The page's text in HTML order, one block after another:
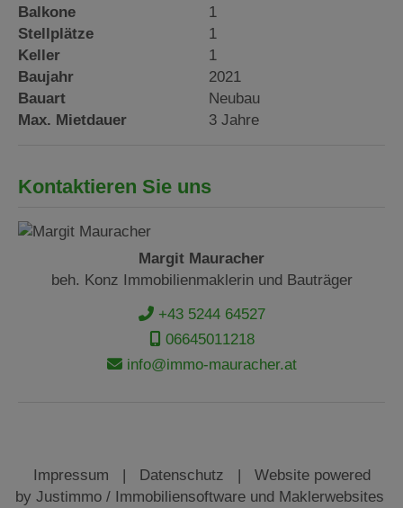
Balkone
1
Stellplätze
1
Keller
1
Baujahr
2021
Bauart
Neubau
Max. Mietdauer
3 Jahre
Kontaktieren Sie uns
Margit Mauracher
beh. Konz Immobilienmaklerin und Bauträger
+43 5244 64527
06645011218
info@immo-mauracher.at
Impressum | Datenschutz | Website powered
by Justimmo / Immobiliensoftware und Maklerwebsites